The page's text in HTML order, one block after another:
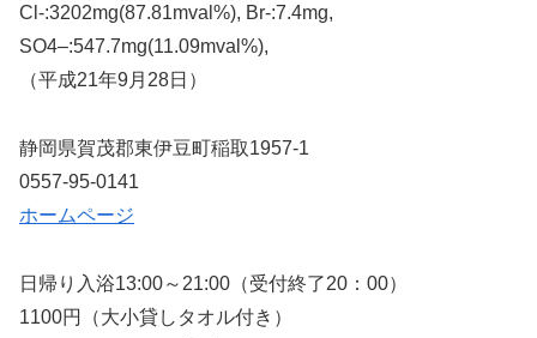
Cl-:3202mg(87.81mval%), Br-:7.4mg,
SO4–:547.7mg(11.09mval%),
（平成21年9月28日）
静岡県賀茂郡東伊豆町稲取1957-1
0557-95-0141
ホームページ
日帰り入浴13:00～21:00（受付終了20：00）
1100円（大小貸しタオル付き）